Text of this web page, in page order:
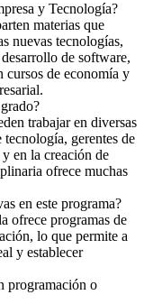
y Tecnología?
materias que
nuevas tecnologías,
de software,
cursos de economía y
trabajar en diversas
tecnología, gerentes de
en la creación de
ofrece muchas
en este programa?
ofrece programas de
lo que permite a
y establecer
programación o